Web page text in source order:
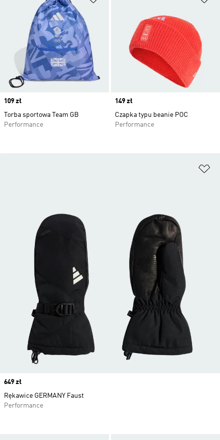
Price
109 zł
Torba sportowa Team GB
Performance
Price
149 zł
Czapka typu beanie POC
Performance
Price
649 zł
Rękawice GERMANY Faust
Performance